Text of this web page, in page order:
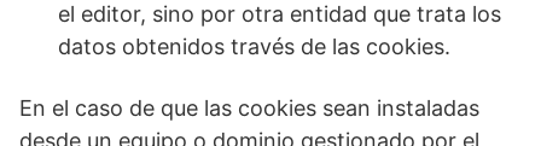
el editor, sino por otra entidad que trata los
datos obtenidos través de las cookies.
En el caso de que las cookies sean instaladas
desde un equipo o dominio gestionado por el